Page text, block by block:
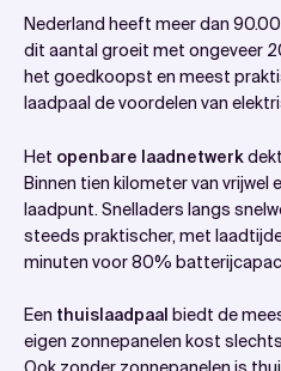
Nederland heeft meer dan
dit aantal groeit met ongeveer
het goedkoopst en meest
laadpaal de voordelen van
Het openbare laadnetwerk
Binnen tien kilometer van vrijwel
laadpunt. Snelladers langs
steeds praktischer, met
minuten voor 80%
Een thuislaadpaal biedt de
eigen zonnepanelen kost